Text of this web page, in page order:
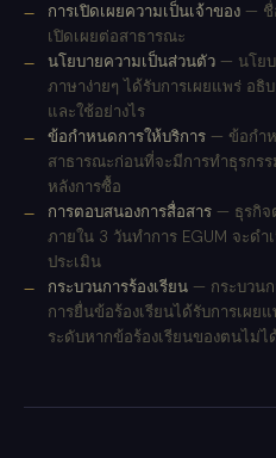
การเปิดเผยความเป็นเจ้าของ — ชื่
เปิดเผยต่อสาธารณะ
นโยบายความเป็นส่วนตัว — นโย
ภาษาง่ายๆ ได้รับการเผยแพร่ อธิ
และใช้อย่างไร
ข้อกำหนดการให้บริการ — ข้อกำ
สาธารณะก่อนที่จะมีการทำธุรก
หลังการซื้อ
การตอบสนองการสื่อสาร — ธุรกิจ
ภายใน 3 วันทำการ EGUM จะด
ประเมิน
กระบวนการร้องเรียน — กระบวน
การยื่นข้อร้องเรียนได้รับการเผย
ระดับหากข้อร้องเรียนของตนไม่ไ